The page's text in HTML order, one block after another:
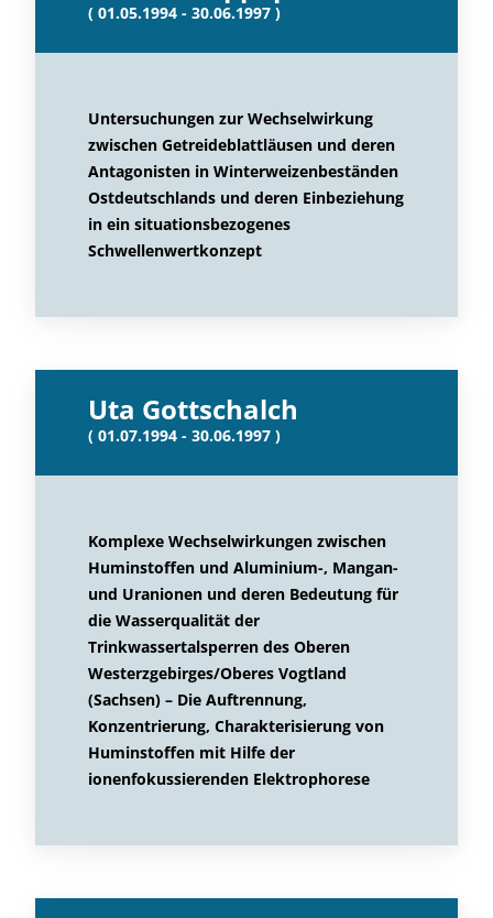
( 01.05.1994 - 30.06.1997 )
Untersuchungen zur Wechselwirkung
zwischen Getreideblattläusen und deren
Antagonisten in Winterweizenbeständen
Ostdeutschlands und deren Einbeziehung
in ein situationsbezogenes
Schwellenwertkonzept
Uta Gottschalch
( 01.07.1994 - 30.06.1997 )
Komplexe Wechselwirkungen zwischen
Huminstoffen und Aluminium-, Mangan-
und Uranionen und deren Bedeutung für
die Wasserqualität der
Trinkwassertalsperren des Oberen
Westerzgebirges/Oberes Vogtland
(Sachsen) – Die Auftrennung,
Konzentrierung, Charakterisierung von
Huminstoffen mit Hilfe der
ionenfokussierenden Elektrophorese